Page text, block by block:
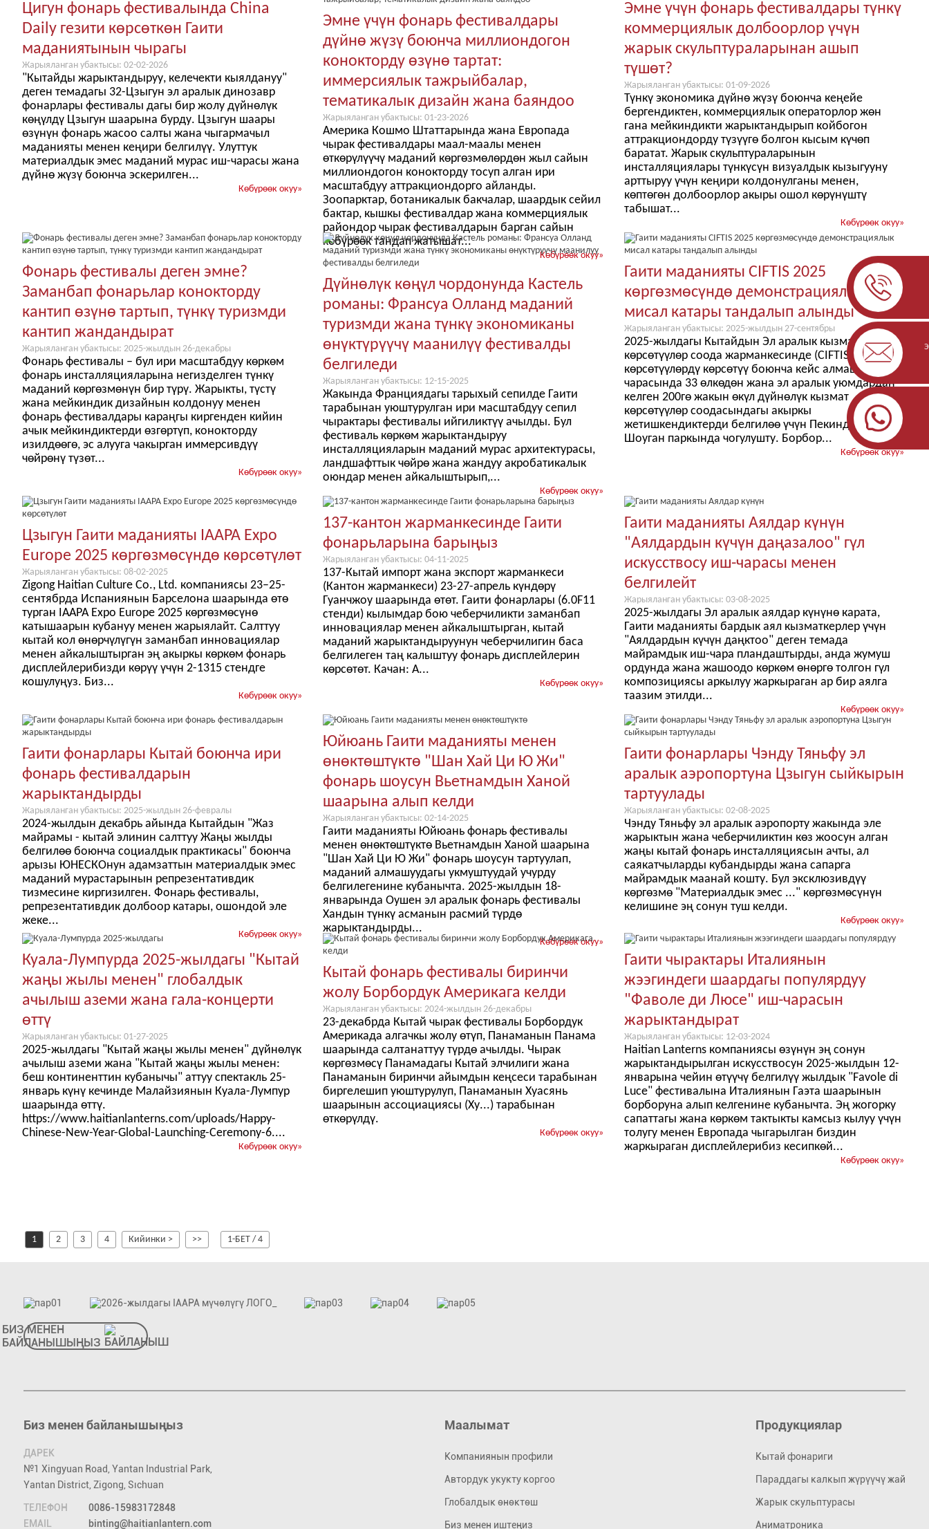
Цигун фонарь фестивалында China
Daily гезити көрсөткөн Гаити
маданиятынын чырагы
Жарыяланган убактысы: 02-02-2026
"Кытайды жарыктандыруу, келечекти кыялдануу"
деген темадагы 32-Цзыгун эл аралык динозавр
фонарлары фестивалы дагы бир жолу дүйнөлүк
көңүлдү Цзыгун шаарына бурду. Цзыгун шаары
өзүнүн фонарь жасоо салты жана чыгармачыл
маданияты менен кеңири белгилүү. Улуттук
материалдык эмес маданий мурас иш-чарасы жана
дүйнө жүзү боюнча эскерилген...
Көбүрөөк окуу»
Эмне үчүн фонарь фестивалдары
дүйнө жүзү боюнча миллиондогон
конокторду өзүнө тартат:
иммерсиялык тажрыйбалар,
тематикалык дизайн жана баяндоо
Жарыяланган убактысы: 01-23-2026
Америка Кошмо Штаттарында жана Европада
чырак фестивалдары маал-маалы менен
өткөрүлүүчү маданий көргөзмөлөрдөн жыл сайын
миллиондогон конокторду тосуп алган ири
масштабдуу аттракциондорго айланды.
Зоопарктар, ботаникалык бакчалар, шаардык сейил
бактар, кышкы фестивалдар жана коммерциялык
райондор чырак фестивалдарын барган сайын
көбүрөөк тандап жатышат...
Көбүрөөк окуу»
Эмне үчүн фонарь фестивалдары түнкү
коммерциялык долбоорлор үчүн
жарык скульптураларынан ашып
түшөт?
Жарыяланган убактысы: 01-09-2026
Түнкү экономика дүйнө жүзү боюнча кеңейе
бергендиктен, коммерциялык операторлор жөн
гана мейкиндикти жарыктандырып койбогон
аттракциондорду түзүүгө болгон кысым күчөп
баратат. Жарык скульптураларынын
инсталляциялары түнкүсүн визуалдык кызыгууну
арттыруу үчүн кеңири колдонулганы менен,
көптөгөн долбоорлор акыры ошол көрүнүштү
табышат...
Көбүрөөк окуу»
Фонарь фестивалы деген эмне?
Заманбап фонарьлар конокторду
кантип өзүнө тартып, түнкү туризмди
кантип жандандырат
Жарыяланган убактысы: 2025-жылдын 26-декабры
Фонарь фестивалы – бул ири масштабдуу көркөм
фонарь инсталляцияларына негизделген түнкү
маданий көргөзмөнүн бир түрү. Жарыкты, түстү
жана мейкиндик дизайнын колдонуу менен
фонарь фестивалдары караңгы киргенден кийин
ачык мейкиндиктерди өзгөртүп, конокторду
изилдөөгө, эс алууга чакырган иммерсивдүү
чөйрөнү түзөт...
Көбүрөөк окуу»
Дүйнөлүк көңүл чордонунда Кастель
романы: Франсуа Олланд маданий
туризмди жана түнкү экономиканы
өнүктүрүүчү маанилүү фестивалды
белгиледи
Жарыяланган убактысы: 12-15-2025
Жакында Франциядагы тарыхый сепилде Гаити
тарабынан уюштурулган ири масштабдуу сепил
чырактары фестивалы ийгиликтүү ачылды. Бул
фестиваль көркөм жарыктандыруу
инсталляцияларын маданий мурас архитектурасы,
ландшафттык чөйрө жана жандуу акробатикалык
оюндар менен айкалыштырып,...
Көбүрөөк окуу»
Гаити маданияты CIFTIS 2025
көргөзмөсүндө демонстрациялык
мисал катары тандалып алынды
Жарыяланган убактысы: 2025-жылдын 27-сентябры
2025-жылдагы Кытайдын Эл аралык кызмат
көрсөтүүлөр соода жарманкесинде (CIFTIS) кызмат
көрсөтүүлөрдү көрсөтүү боюнча кейс алмашуу иш-
чарасында 33 өлкөдөн жана эл аралык уюмдардан
келген 200гө жакын өкүл дүйнөлүк кызмат
көрсөтүүлөр соодасындагы акыркы
жетишкендиктерди белгилөө үчүн Пекиндин
Шоуган паркында чогулушту. Борбор...
Көбүрөөк окуу»
Цзыгун Гаити маданияты IAAPA Expo
Europe 2025 көргөзмөсүндө көрсөтүлөт
Жарыяланган убактысы: 08-02-2025
Zigong Haitian Culture Co., Ltd. компаниясы 23–25-
сентябрда Испаниянын Барселона шаарында өтө
турган IAAPA Expo Europe 2025 көргөзмөсүнө
катышаарын кубануу менен жарыялайт. Салттуу
кытай кол өнөрчүлүгүн заманбап инновациялар
менен айкалыштырган эң акыркы көркөм фонарь
дисплейлерибизди көрүү үчүн 2-1315 стендге
кошулуңуз. Биз...
Көбүрөөк окуу»
137-кантон жарманкесинде Гаити
фонарьларына барыңыз
Жарыяланган убактысы: 04-11-2025
137-Кытай импорт жана экспорт жарманкеси
(Кантон жарманкеси) 23-27-апрель күндөрү
Гуанчжоу шаарында өтөт. Гаити фонарлары (6.0F11
стенди) кылымдар бою чеберчиликти заманбап
инновациялар менен айкалыштырган, кытай
маданий жарыктандыруунун чеберчилигин баса
белгилеген таң калыштуу фонарь дисплейлерин
көрсөтөт. Качан: А...
Көбүрөөк окуу»
Гаити маданияты Аялдар күнүн
"Аялдардын күчүн даңазалоо" гүл
искусствосу иш-чарасы менен
белгилейт
Жарыяланган убактысы: 03-08-2025
2025-жылдагы Эл аралык аялдар күнүнө карата,
Гаити маданияты бардык аял кызматкерлер үчүн
"Аялдардын күчүн даңктоо" деген темада
майрамдык иш-чара пландаштырды, анда жумуш
ордунда жана жашоодо көркөм өнөргө толгон гүл
композициясы аркылуу жаркыраган ар бир аялга
таазим этилди...
Көбүрөөк окуу»
Гаити фонарлары Кытай боюнча ири
фонарь фестивалдарын
жарыктандырды
Жарыяланган убактысы: 2025-жылдын 26-февралы
2024-жылдын декабрь айында Кытайдын "Жаз
майрамы - кытай элинин салттуу Жаңы жылды
белгилөө боюнча социалдык практикасы" боюнча
арызы ЮНЕСКОнун адамзаттын материалдык эмес
маданий мурастарынын репрезентативдик
тизмесине киргизилген. Фонарь фестивалы,
репрезентативдик долбоор катары, ошондой эле
жеке...
Көбүрөөк окуу»
Юйюань Гаити маданияты менен
өнөктөштүктө "Шан Хай Ци Ю Жи"
фонарь шоусун Вьетнамдын Ханой
шаарына алып келди
Жарыяланган убактысы: 02-14-2025
Гаити маданияты Юйюань фонарь фестивалы
менен өнөктөштүктө Вьетнамдын Ханой шаарына
"Шан Хай Ци Ю Жи" фонарь шоусун тартуулап,
маданий алмашуудагы укмуштуудай учурду
белгилегенине кубанычта. 2025-жылдын 18-
январында Оушен эл аралык фонарь фестивалы
Хандын түнкү асманын расмий түрдө
жарыктандырды...
Көбүрөөк окуу»
Гаити фонарлары Чэнду Тяньфу эл
аралык аэропортуна Цзыгун сыйкырын
тартуулады
Жарыяланган убактысы: 02-08-2025
Чэнду Тяньфу эл аралык аэропорту жакында эле
жарыктын жана чеберчиликтин көз жоосун алган
жаңы кытай фонарь инсталляциясын ачты, ал
саякатчыларды кубандырды жана сапарга
майрамдык маанай кошту. Бул эксклюзивдүү
көргөзмө "Материалдык эмес ..." көргөзмөсүнүн
келишине эң сонун туш келди.
Көбүрөөк окуу»
Куала-Лумпурда 2025-жылдагы "Кытай
жаңы жылы менен" глобалдык
ачылыш аземи жана гала-концерти
өттү
Жарыяланган убактысы: 01-27-2025
2025-жылдагы "Кытай жаңы жылы менен" дүйнөлүк
ачылыш аземи жана "Кытай жаңы жылы менен:
беш континенттин кубанычы" аттуу спектакль 25-
январь күнү кечинде Малайзиянын Куала-Лумпур
шаарында өттү.
https://www.haitianlanterns.com/uploads/Happy-
Chinese-New-Year-Global-Launching-Ceremony-6....
Көбүрөөк окуу»
Кытай фонарь фестивалы биринчи
жолу Борбордук Америкага келди
Жарыяланган убактысы: 2024-жылдын 26-декабры
23-декабрда Кытай чырак фестивалы Борбордук
Америкада алгачкы жолу өтүп, Панаманын Панама
шаарында салтанаттуу түрдө ачылды. Чырак
көргөзмөсү Панамадагы Кытай элчилиги жана
Панаманын биринчи айымдын кеңсеси тарабынан
биргелешип уюштурулуп, Панаманын Хуасянь
шаарынын ассоциациясы (Ху...) тарабынан
өткөрүлдү.
Көбүрөөк окуу»
Гаити чырактары Италиянын
жээгиндеги шаардагы популярдуу
"Фаволе ди Люсе" иш-чарасын
жарыктандырат
Жарыяланган убактысы: 12-03-2024
Haitian Lanterns компаниясы өзүнүн эң сонун
жарыктандырылган искусствосун 2025-жылдын 12-
январына чейин өтүүчү белгилүү жылдык "Favole di
Luce" фестивалына Италиянын Гаэта шаарынын
борборуна алып келгенине кубанычта. Эң жогорку
сапаттагы жана көркөм тактыкты камсыз кылуу үчүн
толугу менен Европада чыгарылган биздин
жаркыраган дисплейлерибиз кесипкөй...
Көбүрөөк окуу»
1 2 3 4 Кийинки > >> 1-БЕТ / 4
БИЗ МЕНЕН
БАЙЛАНЫШЫҢЫЗ
Биз менен байланышыңыз
ДАРЕК
№1 Xingyuan Road, Yantan Industrial Park,
Yantan District, Zigong, Sıchuan
ТЕЛЕФОН
0086-15983172848
EMAIL
binting@haitianlantern.com
Маалымат
Компаниянын профили
Автордук укукту коргоо
Глобалдык өнөктөш
Биз менен иштеңиз
Продукциялар
Кытай фонариги
Параддагы калкып жүрүүчү жай
Жарык скульптурасы
Аниматроника